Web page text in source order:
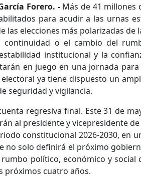
Forero. -Más de 41 millones
para acudir a las urnas
las elecciones más polarizadas de
continuidad o el cambio del
institucional y la
en juego en una jornada para
ya tiene dispuesto un
seguridad y vigilancia.
regresiva final. Este 31 de
al presidente y vicepresidente de
constitucional 2026-2030, en
no solo definirá el próximo
político, económico y social
próximos cuatro años.